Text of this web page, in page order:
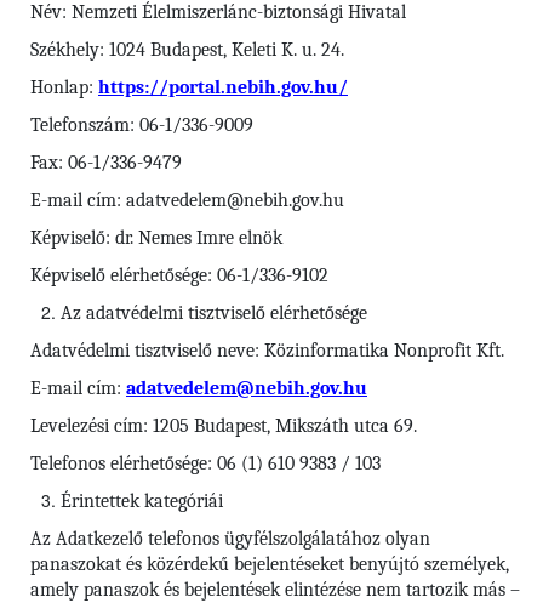
Név: Nemzeti Élelmiszerlánc-biztonsági Hivatal
Székhely: 1024 Budapest, Keleti K. u. 24.
Honlap: https://portal.nebih.gov.hu/
Telefonszám: 06-1/336-9009
Fax: 06-1/336-9479
E-mail cím: adatvedelem@nebih.gov.hu
Képviselő: dr. Nemes Imre elnök
Képviselő elérhetősége: 06-1/336-9102
Az adatvédelmi tisztviselő elérhetősége
Adatvédelmi tisztviselő neve: Közinformatika Nonprofit Kft.
E-mail cím: adatvedelem@nebih.gov.hu
Levelezési cím: 1205 Budapest, Mikszáth utca 69.
Telefonos elérhetősége: 06 (1) 610 9383 / 103
Érintettek kategóriái
Az Adatkezelő telefonos ügyfélszolgálatához olyan
panaszokat és közérdekű bejelentéseket benyújtó személyek,
amely panaszok és bejelentések elintézése nem tartozik más –